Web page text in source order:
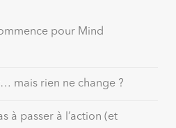
pour Mind
mais rien ne change ?
à passer à l’action (et